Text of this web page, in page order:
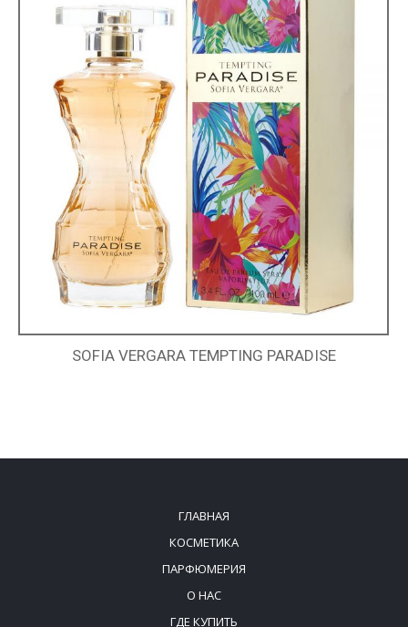
SOFIA VERGARA TEMPTING PARADISE
ГЛАВНАЯ
КОСМЕТИКА
ПАРФЮМЕРИЯ
О НАС
ГДЕ КУПИТЬ